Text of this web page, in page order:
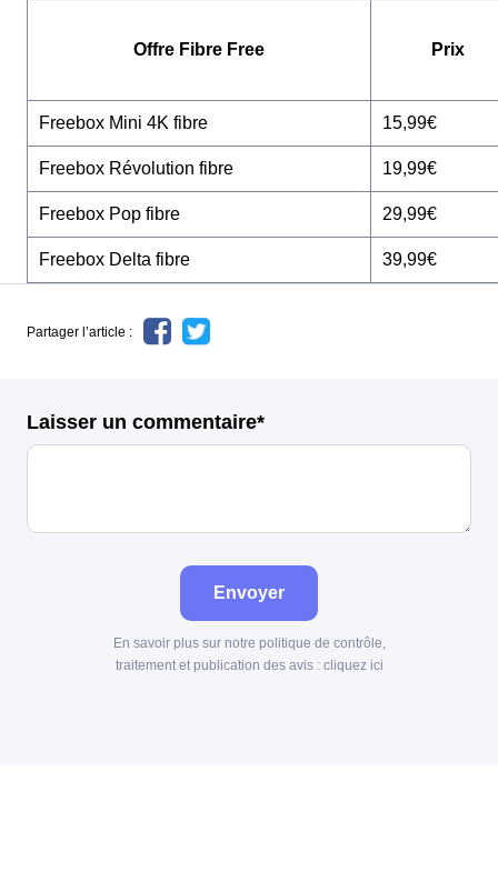
Offre Fibre Free Prix
Freebox Mini 4K fibre 15,99€
Freebox Révolution fibre 19,99€
Freebox Pop fibre 29,99€
Freebox Delta fibre 39,99€
Partager l’article :
Laisser un commentaire*
Envoyer
En savoir plus sur notre politique de contrôle,
traitement et publication des avis : cliquez ici